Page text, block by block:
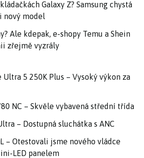
Galaxy Z? Samsung chystá
nový model
Ale kdepak, e-shopy Temu a Shein
zřejmě vyzrály
Ultra 5 250K Plus – Vysoký výkon za
NC – Skvěle vybavená střední třída
– Dostupná sluchátka s ANC
– Otestovali jsme nového vládce
LED panelem